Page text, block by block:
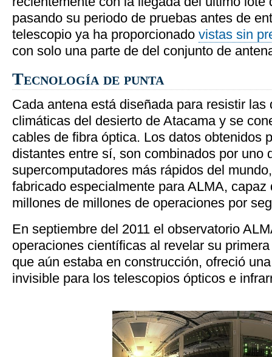
pasando su periodo de pruebas antes de
telescopio ya ha proporcionado vistas sin
con solo una parte de del conjunto de
Tecnología de punta
Cada antena está diseñada para resistir las
climáticas del desierto de Atacama y se
cables de fibra óptica. Los datos obtenidos
distantes entre sí, son combinados por uno
supercomputadores más rápidos del
fabricado especialmente para ALMA, capaz
millones de millones de operaciones por
En septiembre del 2011 el observatorio
operaciones científicas al revelar su
que aún estaba en construcción, ofreció
invisible para los telescopios ópticos e